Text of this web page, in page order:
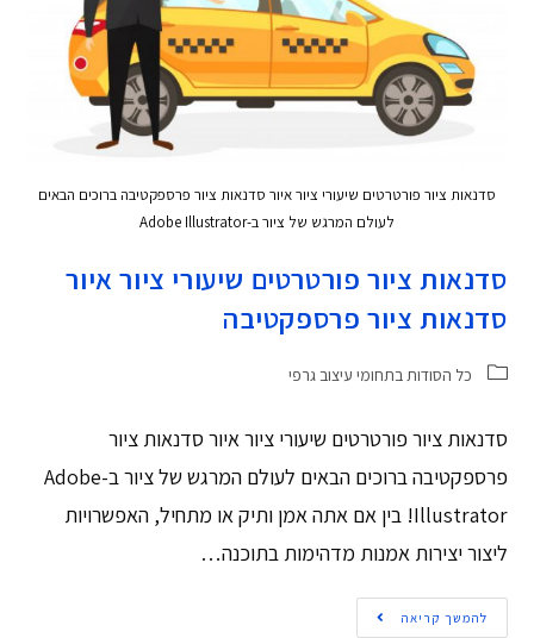
סדנאות ציור פורטרטים שיעורי ציור איור סדנאות ציור פרספקטיבה ברוכים הבאים
לעולם המרגש של ציור ב-Adobe Illustrator
סדנאות ציור פורטרטים שיעורי ציור איור
סדנאות ציור פרספקטיבה
כל הסודות בתחומי עיצוב גרפי
סדנאות ציור פורטרטים שיעורי ציור איור סדנאות ציור
פרספקטיבה ברוכים הבאים לעולם המרגש של ציור ב-Adobe
Illustrator! בין אם אתה אמן ותיק או מתחיל, האפשרויות
ליצור יצירות אמנות מדהימות בתוכנה…
להמשך קריאה